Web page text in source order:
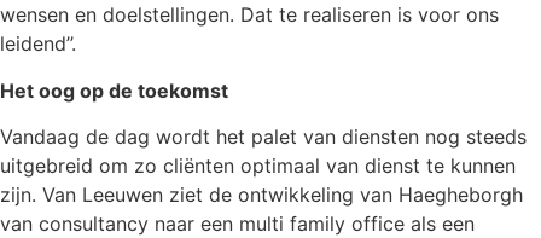
wensen en doelstellingen. Dat te realiseren is voor ons
leidend’’.
Het oog op de toekomst
Vandaag de dag wordt het palet van diensten nog steeds
uitgebreid om zo cliënten optimaal van dienst te kunnen
zijn. Van Leeuwen ziet de ontwikkeling van Haegheborgh
van consultancy naar een multi family office als een